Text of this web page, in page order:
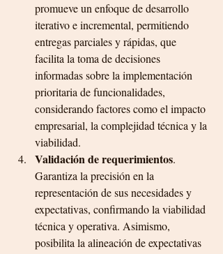
promueve un enfoque de desarrollo
iterativo e incremental, permitiendo
entregas parciales y rápidas, que
facilita la toma de decisiones
informadas sobre la implementación
prioritaria de funcionalidades,
considerando factores como el impacto
empresarial, la complejidad técnica y la
viabilidad.
Validación de requerimientos.
Garantiza la precisión en la
representación de sus necesidades y
expectativas, confirmando la viabilidad
técnica y operativa. Asimismo,
posibilita la alineación de expectativas